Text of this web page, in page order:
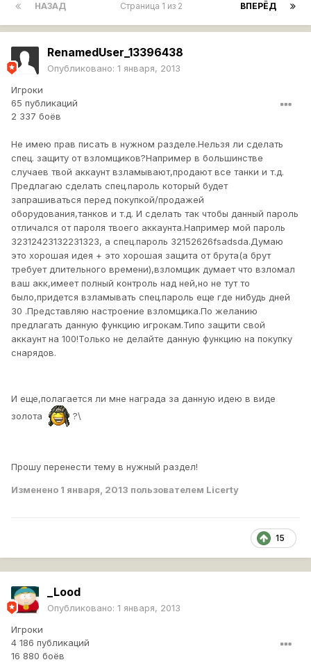
НАЗАД ВПЕРЁД
Страница 1 из 2
RenamedUser_13396438
Опубликовано: 1 января, 2013
Игроки
65 публикаций
2 337 боёв
Не имею прав писать в нужном разделе.Нельзя ли сделать
спец. защиту от взломщиков?Например в большинстве
случаев твой аккаунт взламывают,продают все танки и т.д.
Предлагаю сделать спец.пароль который будет
запрашиваться перед покупкой/продажей
оборудования,танков и т.д. И сделать так чтобы данный пароль
отличался от пароля твоего аккаунта.Например мой пароль
32312423132231323, а спец.пароль 32152626fsadsda.Думаю
это хорошая идея + это хорошая защита от брута(а брут
требует длительного времени),взломщик думает что взломал
ваш акк,имеет полный контроль над ней,но не тут то
было,придется взламывать спец.пароль еще где нибудь дней
30 .Представляю настроение взломщика.По желанию
предлагать данную функцию игрокам.Типо защити свой
аккаунт на 100!Только не делайте данную функцию на покупку
снарядов.
И еще,полагается ли мне награда за данную идею в виде
золота
?\
Прошу перенести тему в нужный раздел!
Изменено 1 января, 2013 пользователем Licerty
15
_Lood
Опубликовано: 1 января, 2013
Игроки
4 186 публикаций
16 880 боёв